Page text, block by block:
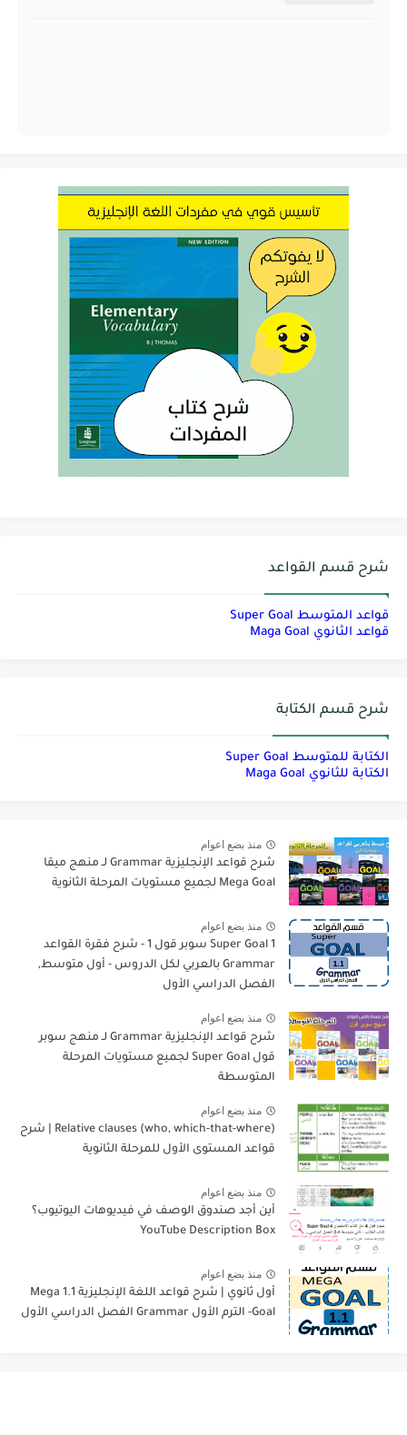
شرح قسم القواعد
قواعد المتوسط Super Goal
قواعد الثانوي Maga Goal
شرح قسم الكتابة
الكتابة للمتوسط Super Goal
الكتابة للثانوي Maga Goal
منذ بضع اعوام
شرح قواعد الإنجليزية Grammar لـ منهج ميقا
Mega Goal لجميع مستويات المرحلة الثانوية
منذ بضع اعوام
Super Goal 1 سوبر قول 1 - شرح فقرة القواعد
Grammar بالعربي لكل الدروس - أول متوسط,
الفصل الدراسي الأول
منذ بضع اعوام
شرح قواعد الإنجليزية Grammar لـ منهج سوبر
قول Super Goal لجميع مستويات المرحلة
المتوسطة
منذ بضع اعوام
Relative clauses (who, which-that-where) | شرح
قواعد المستوى الأول للمرحلة الثانوية
منذ بضع اعوام
أين أجد صندوق الوصف في فيديوهات اليوتيوب؟
YouTube Description Box
منذ بضع اعوام
أول ثانوي | شرح قواعد اللغة الإنجليزية 1.1 Mega
Goal- الترم الأول Grammar الفصل الدراسي الأول